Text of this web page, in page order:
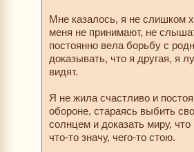
Мне казалось, я не слишком
меня не принимают, не
постоянно вела борьбу с
доказывать, что я другая, я
видят.
Я не жила счастливо и
обороне, стараясь выбить
солнцем и доказать миру,
что-то значу, чего-то стою.